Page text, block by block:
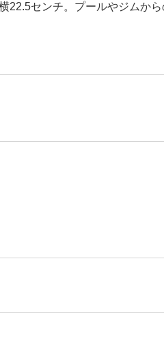
センチ。プールやジムか